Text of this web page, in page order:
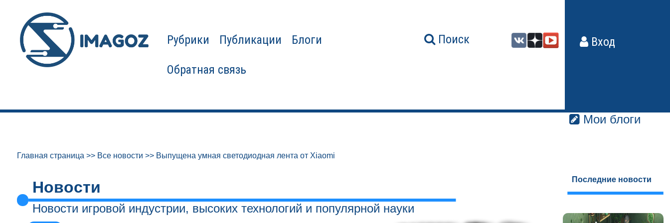
Рубрики Публикации Блоги
Обратная связь
Поиск Вход
Мои блоги
Главная страница >> Все новости >> Выпущена умная светодиодная лента от Xiaomi
Новости
Новости игровой индустрии, высоких технологий и популярной науки
Последние новости